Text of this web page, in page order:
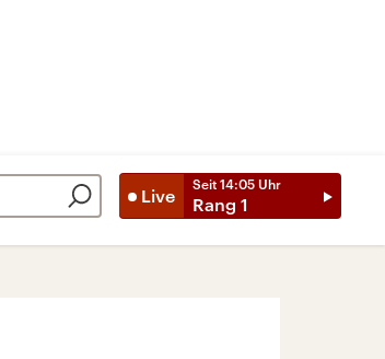
Live
Seit 14:05 Uhr
Rang 1